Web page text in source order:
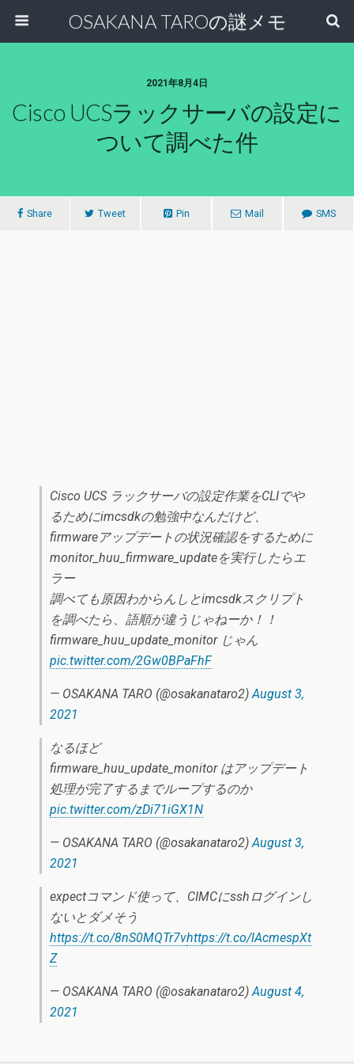
OSAKANA TAROの謎メモ
2021年8月4日
Cisco UCSラックサーバの設定に
ついて調べた件
Share Tweet Pin Mail SMS
Cisco UCS ラックサーバの設定作業をCLIでや
るためにimcsdkの勉強中なんだけど、
firmwareアップデートの状況確認をするために
monitor_huu_firmware_updateを実行したらエ
ラー
調べても原因わからんしとimcsdkスクリプト
を調べたら、語順が違うじゃねーか！！
firmware_huu_update_monitor じゃん
pic.twitter.com/2Gw0BPaFhF
— OSAKANA TARO (@osakanataro2)August 3,
2021
なるほど
firmware_huu_update_monitor はアップデート
処理が完了するまでループするのか
pic.twitter.com/zDi71iGX1N
— OSAKANA TARO (@osakanataro2)August 3,
2021
expectコマンド使って、CIMCにsshログインし
ないとダメそう
https://t.co/8nS0MQTr7vhttps://t.co/lAcmespXt
Z
— OSAKANA TARO (@osakanataro2)August 4,
2021